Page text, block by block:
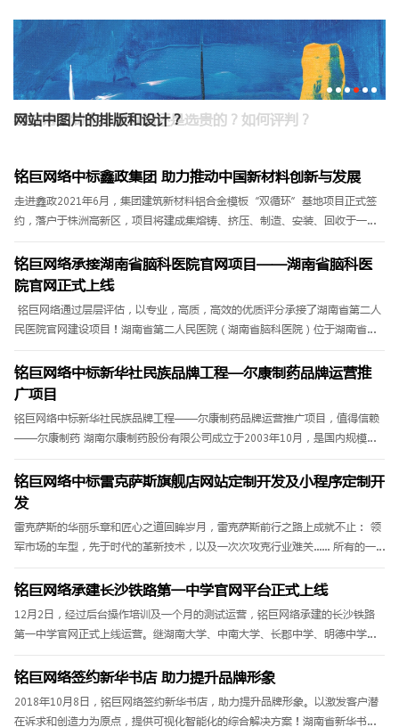
网站中图片的排版和设计？
铭巨网络中标鑫政集团 助力推动中国新材料创新与发展
走进鑫政2021年6月，集团建筑新材料铝合金模板“双循环”基地项目正式签
约，落户于株洲高新区，项目将建成集熔铸、挤压、制造、安装、回收于一体
铭巨网络承接湖南省脑科医院官网项目——湖南省脑科医
院官网正式上线
铭巨网络通过层层评估，以专业，高质，高效的优质评分承接了湖南省第二人
民医院官网建设项目！湖南省第二人民医院（湖南省脑科医院）位于湖南省长
铭巨网络中标新华社民族品牌工程—尔康制药品牌运营推
广项目
铭巨网络中标新华社民族品牌工程——尔康制药品牌运营推广项目，值得信赖
——尔康制药 湖南尔康制药股份有限公司成立于2003年10月，是国内规模最
-磺苄西林钠原料药和成品药注册批件......
铭巨网络中标雷克萨斯旗舰店网站定制开发及小程序定制开
发
雷克萨斯的华丽乐章和匠心之道回眸岁月，雷克萨斯前行之路上成就不止： 领
军市场的车型，先于时代的革新技术，以及一次次攻克行业难关...... 所有的一
铭巨网络承建长沙铁路第一中学官网平台正式上线
12月2日，经过后台操作培训及一个月的测试运营，铭巨网络承建的长沙铁路
第一中学官网正式上线运营。继湖南大学、中南大学、长郡中学、明德中学、
铭巨网络签约新华书店 助力提升品牌形象
2018年10月8日，铭巨网络签约新华书店，助力提升品牌形象。以激发客户潜
在诉求和创造力为原点，提供可视化智能化的综合解决方案！湖南省新华书店